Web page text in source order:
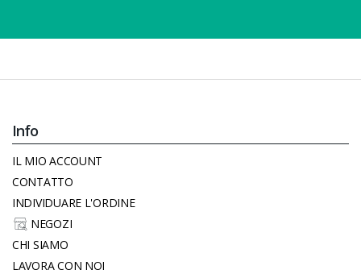
Info
IL MIO ACCOUNT
CONTATTO
INDIVIDUARE L'ORDINE
NEGOZI
CHI SIAMO
LAVORA CON NOI